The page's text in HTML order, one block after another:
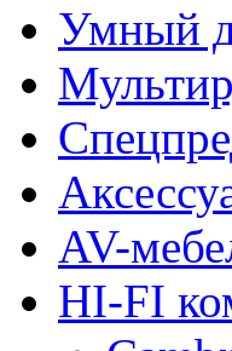
Умный
AV-
HI-FI